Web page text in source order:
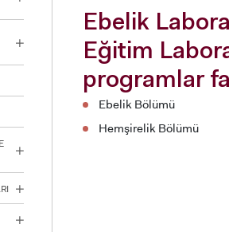
Ebelik
Eğitim
programlar
Ebelik Bölümü
Hemşirelik Bölümü